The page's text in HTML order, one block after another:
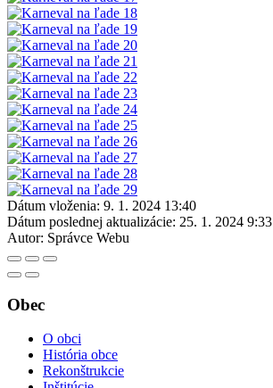
Dátum vloženia: 9. 1. 2024 13:40
Dátum poslednej aktualizácie: 25. 1. 2024 9:33
Autor: Správce Webu
Obec
O obci
História obce
Rekonštrukcie